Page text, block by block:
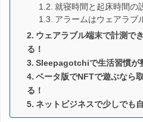
就寝時間と起床時間の
アラームはウェアラブ
ウェアラブル端末で計測で
る！
Sleepagotchiで生活習慣が
ベータ版でNFTで遊ぶなら
る！
ネットビジネスで少しでも